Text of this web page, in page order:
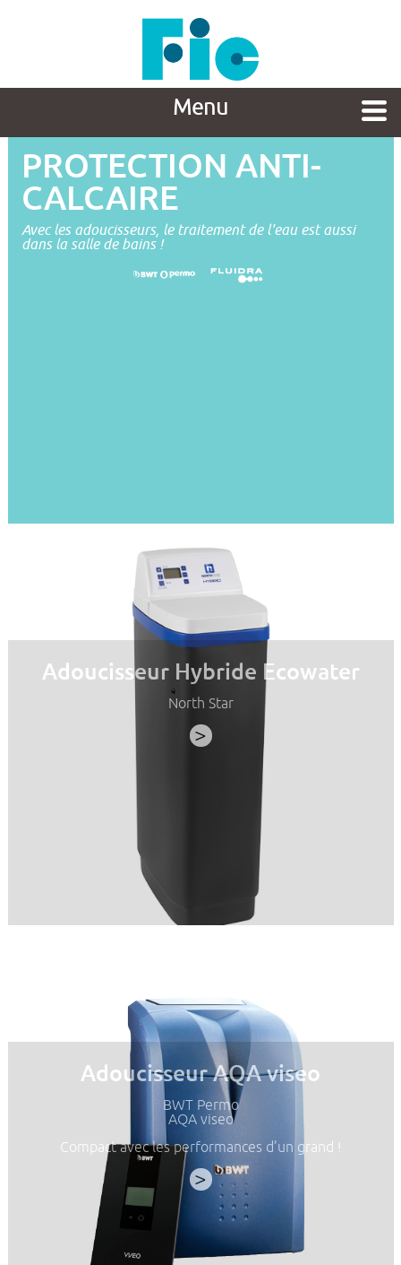
Menu
PROTECTION ANTI-
CALCAIRE
Avec les adoucisseurs, le traitement de l'eau est aussi
dans la salle de bains !
Adoucisseur Hybride Ecowater
North Star
>
Adoucisseur AQA viseo
BWT Permo
AQA viseo
Compact avec les performances d’un grand !
>